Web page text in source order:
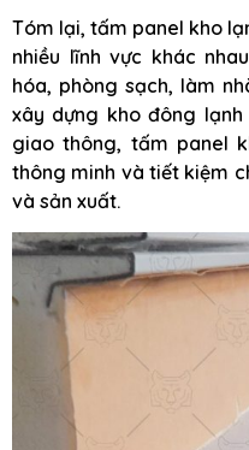
Tóm lại, tấm panel kho
nhiều lĩnh vực khác
hóa, phòng sạch, làm
xây dựng kho đông
giao thông, tấm panel
thông minh và tiết kiệm
và sản xuất.